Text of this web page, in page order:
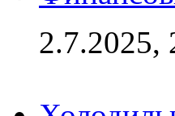
2.7.2025,